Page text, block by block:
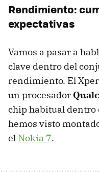
Rendimiento:
expectativas
Vamos a pasar a
clave dentro del
rendimiento. El
un procesador
chip habitual dentro
hemos visto
el Nokia 7.